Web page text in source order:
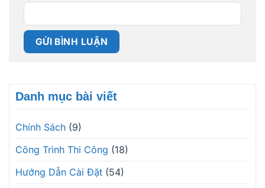
Danh mục bài viết
Chính Sách (9)
Công Trình Thi Công (18)
Hướng Dẫn Cài Đặt (54)